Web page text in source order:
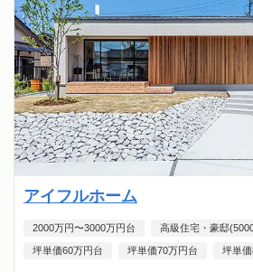
アイフルホーム
2000万円〜3000万円台 高級住宅・豪邸
坪単価60万円台 坪単価70万円台 坪単